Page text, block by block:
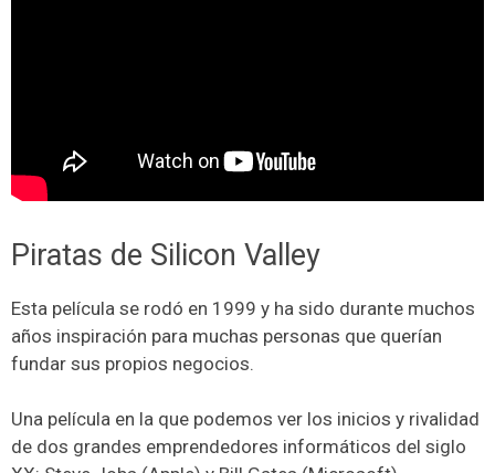
Piratas de Silicon Valley
Esta película se rodó en 1999 y ha sido durante muchos
años inspiración para muchas personas que querían
fundar sus propios negocios.
Una película en la que podemos ver los inicios y rivalidad
de dos grandes emprendedores informáticos del siglo